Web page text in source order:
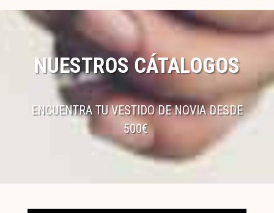
NUESTROS CÁTALOGOS
ENCUENTRA TU VESTIDO DE NOVIA DESDE
500€